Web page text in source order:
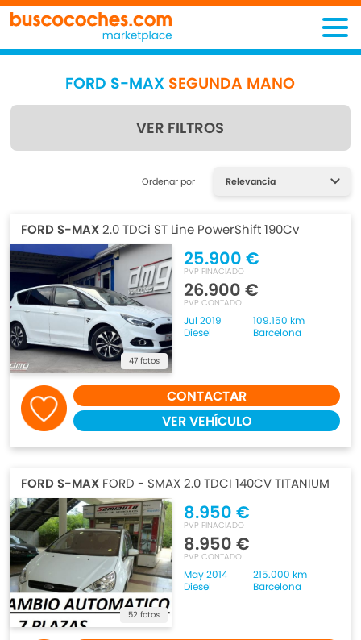
FORD S-MAX SEGUNDA MANO
VER FILTROS
Encuentra lo que estás
Ordenar por
FORD S-MAX2.0 TDCi ST Line PowerShift 190Cv
47 fotos
25.900 €
PVP FINACIADO
26.900 €
PVP CONTADO
Jul 2019
109.150 km
Diesel
Barcelona
CONTACTAR
VER VEHÍCULO
FORD S-MAX FORD - SMAX 2.0 TDCI 140CV TITANIUM
52 fotos
8.950 €
PVP FINACIADO
8.950 €
PVP CONTADO
May 2014
215.000 km
Diesel
Barcelona